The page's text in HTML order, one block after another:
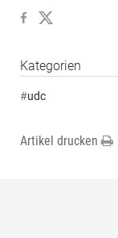
Kategorien
#udc
Artikel drucken